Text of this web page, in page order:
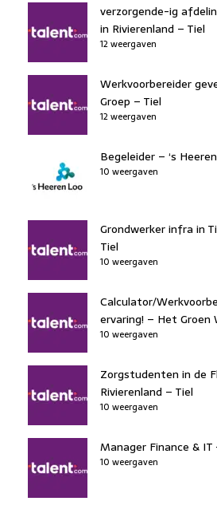
verzorgende-ig
in Rivierenland – Tiel
12 weergaven
Werkvoorbereider
Groep – Tiel
12 weergaven
Begeleider – ‘s
10 weergaven
Grondwerker infra in
Tiel
10 weergaven
Calculator/
ervaring! – Het Groen
10 weergaven
Zorgstudenten in de
Rivierenland – Tiel
10 weergaven
Manager Finance &
10 weergaven